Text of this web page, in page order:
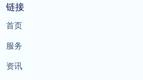
链接
首页
服务
资讯